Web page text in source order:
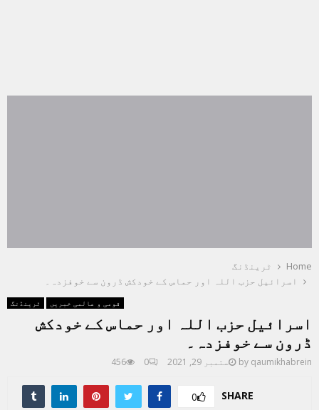
Home
ٹرینڈنگ
اسرائیل حزب اللہ اور حماس کے خودکش ڈرون سے خوفزدہ۔
ٹرینڈنگ قومی و عالمی خبریں
اسرائیل حزب اللہ اور حماس کے خودکش
ڈرون سے خوفزدہ۔
by qaumikhabrein ستمبر 29, 2021 0
456
SHARE
0